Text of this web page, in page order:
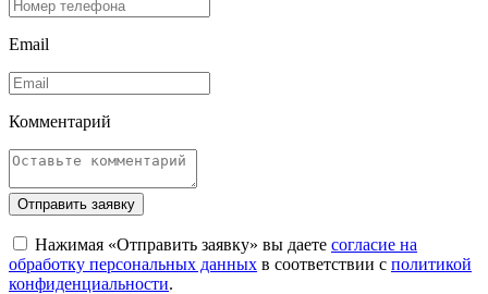
Email
Комментарий
Отправить заявку
Нажимая «Отправить заявку» вы даете согласие на
обработку персональных данных в соответствии с политикой
конфиденциальности.